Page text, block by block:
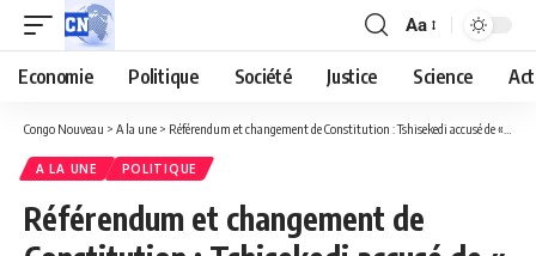
Aa
Economie Politique Société Justice Science
Congo Nouveau > A la une > Référendum et changement de Constitution : Tshisekedi accusé de « rébellion » contre la loi
A LA UNE POLITIQUE
Référendum et changement de